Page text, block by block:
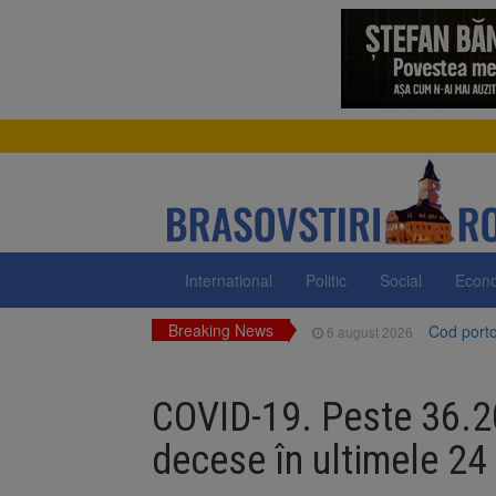
International Politic Social
Breaking News 6 august 2026 Cod
Bărbat
6 august 2026 Urmele
6 august 2026
AUR a
COVID-19. Peste
decese în ultimele 24